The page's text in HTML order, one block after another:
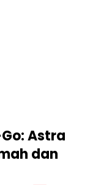
Astra
dan